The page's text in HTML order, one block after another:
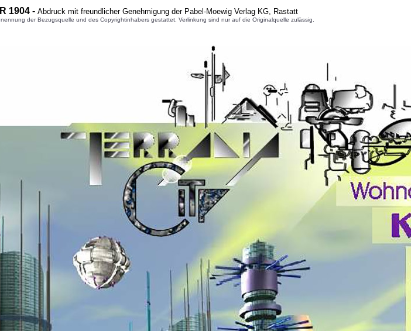
1904 - Abdruck mit freundlicher Genehmigung der Pabel-Moewig Verlag KG, Rastatt
der Bezugsquelle und des Copyrightinhabers gestattet. Verlinkung sind nur auf die Originalquelle zulässig.